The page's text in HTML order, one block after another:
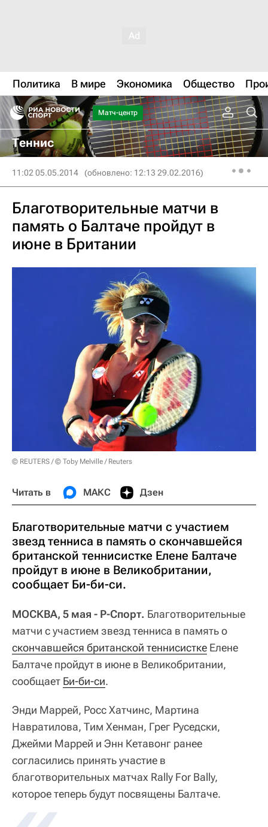
Политика В мире Экономика Общество
Матч-центр
Теннис
11:02 05.05.2014 (обновлено: 12:13 29.02.2016)
Благотворительные матчи в
память о Балтаче пройдут в
июне в Британии
© REUTERS / © Toby Melville / Reuters
Читать в МАКС Дзен
Благотворительные матчи с участием
звезд тенниса в память о скончавшейся
британской теннисистке Елене Балтаче
пройдут в июне в Великобритании,
сообщает Би-би-си.
МОСКВА, 5 мая - Р-Спорт. Благотворительные
матчи с участием звезд тенниса в память о
скончавшейся британской теннисистке Елене
Балтаче пройдут в июне в Великобритании,
сообщает Би-би-си.
Энди Маррей, Росс Хатчинс, Мартина
Навратилова, Тим Хенман, Грег Руседски,
Джейми Маррей и Энн Кетавонг ранее
согласились принять участие в
благотворительных матчах Rally For Bally,
которое теперь будут посвящены Балтаче.